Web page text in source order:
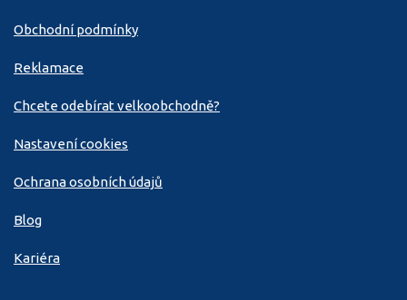
Obchodní podmínky
Reklamace
Chcete odebírat velkoobchodně?
Nastavení cookies
Ochrana osobních údajů
Blog
Kariéra